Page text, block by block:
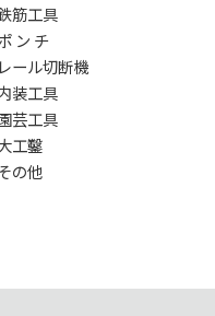
筋工具
ン チ
レール切断機
装工具
芸工具
工鑿
の他